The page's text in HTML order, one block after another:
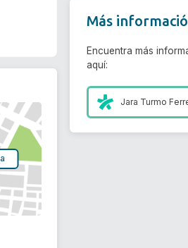
Más
Encuentra más
aquí:
Jara Turmo